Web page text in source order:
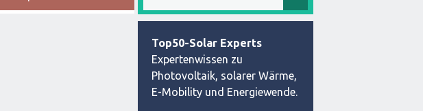
Top50-Solar Experts
Expertenwissen zu
Photovoltaik, solarer Wärme,
E-Mobility und Energiewende.